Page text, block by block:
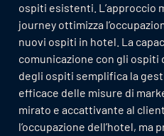
ospiti esistenti. L’approccio
journey ottimizza
nuovi ospiti in hotel. La
comunicazione con gli
degli ospiti semplifica la
efficace delle misure di
mirato e accattivante al
l’occupazione dell’hotel, ma